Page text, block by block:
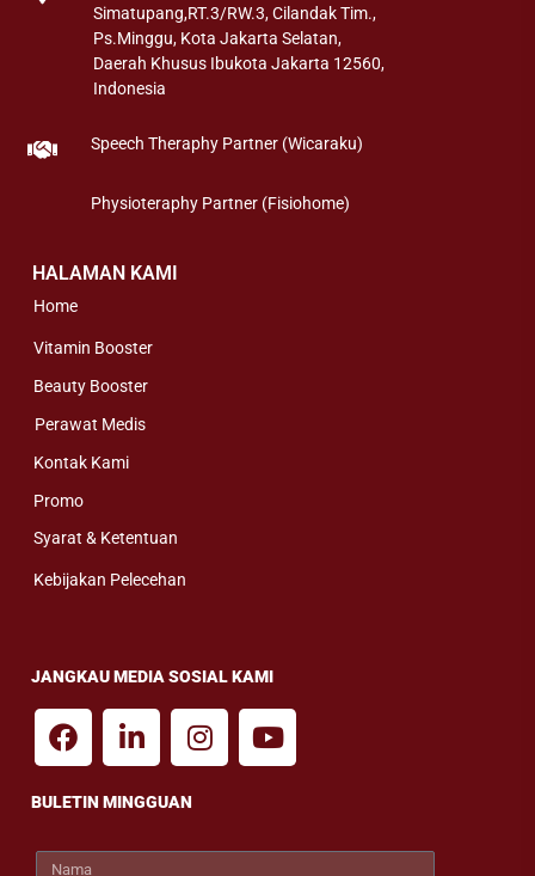
Simatupang,RT.3/RW.3, Cilandak Tim.,
Ps.Minggu, Kota Jakarta Selatan,
Daerah Khusus Ibukota Jakarta 12560,
Indonesia
Speech Theraphy Partner (Wicaraku)
Physioteraphy Partner (Fisiohome)
HALAMAN KAMI
Home
Vitamin Booster
Beauty Booster
Perawat Medis
Kontak Kami
Promo
Syarat & Ketentuan
Kebijakan Pelecehan
JANGKAU MEDIA SOSIAL KAMI
BULETIN MINGGUAN